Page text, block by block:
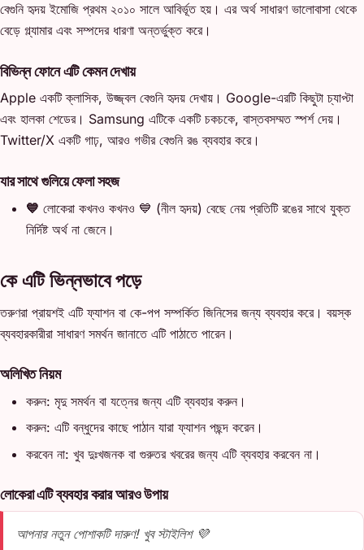
বেগুনি হৃদয় ইমোজি প্রথম ২০১০ সালে আবির্ভূত হয়। এর অর্থ সাধারণ ভালোবাসা থেকে
বেড়ে গ্ল্যামার এবং সম্পদের ধারণা অন্তর্ভুক্ত করে।
বিভিন্ন ফোনে এটি কেমন দেখায়
Apple একটি ক্লাসিক, উজ্জ্বল বেগুনি হৃদয় দেখায়। Google-এরটি কিছুটা চ্যাপ্টা
এবং হালকা শেডের। Samsung এটিকে একটি চকচকে, বাস্তবসম্মত স্পর্শ দেয়।
Twitter/X একটি গাঢ়, আরও গভীর বেগুনি রঙ ব্যবহার করে।
যার সাথে গুলিয়ে ফেলা সহজ
💙 লোকেরা কখনও কখনও 💙 (নীল হৃদয়) বেছে নেয় প্রতিটি রঙের সাথে যুক্ত
নির্দিষ্ট অর্থ না জেনে।
কে এটি ভিন্নভাবে পড়ে
তরুণরা প্রায়শই এটি ফ্যাশন বা কে-পপ সম্পর্কিত জিনিসের জন্য ব্যবহার করে। বয়স্ক
ব্যবহারকারীরা সাধারণ সমর্থন জানাতে এটি পাঠাতে পারেন।
অলিখিত নিয়ম
করুন: মৃদু সমর্থন বা যত্নের জন্য এটি ব্যবহার করুন।
করুন: এটি বন্ধুদের কাছে পাঠান যারা ফ্যাশন পছন্দ করেন।
করবেন না: খুব দুঃখজনক বা গুরুতর খবরের জন্য এটি ব্যবহার করবেন না।
লোকেরা এটি ব্যবহার করার আরও উপায়
আপনার নতুন পোশাকটি দারুণ! খুব স্টাইলিশ 💜